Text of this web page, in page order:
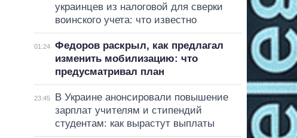
украинцев из налоговой для сверки
воинского учета: что известно
01:24
Федоров раскрыл, как предлагал
изменить мобилизацию: что
предусматривал план
23:45
В Украине анонсировали повышение
зарплат учителям и стипендий
студентам: как вырастут выплаты